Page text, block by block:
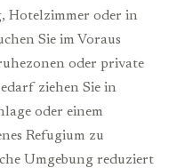
Hotelzimmer oder in
Sie im Voraus
oder private
ziehen Sie in
oder einem
Refugium zu
Umgebung reduziert